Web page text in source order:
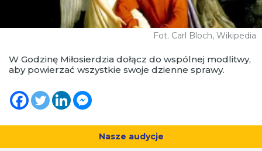
Fot. Carl Bloch, Wikipedia
W Godzinę Miłosierdzia dołącz do wspólnej modlitwy,
aby powierzać wszystkie swoje dzienne sprawy.
Nasze audycje